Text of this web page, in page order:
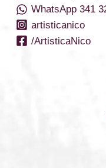
WhatsApp 341
artisticanico
/ArtisticaNico